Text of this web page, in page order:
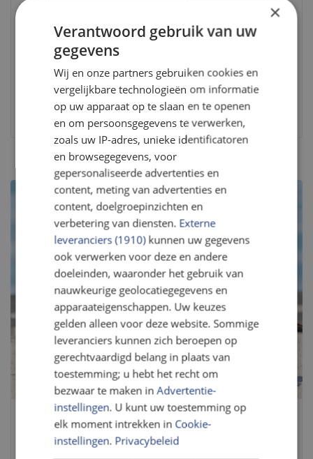
Wat we van je vragen
Twee dagdelen per jaar (tussen 1-15 maart en
×
Verantwoord gebruik van uw
gegevens
Wij en onze partners gebruiken cookies en
vergelijkbare technologieën om informatie
op uw apparaat op te slaan en te openen
en om persoonsgegevens te verwerken,
zoals uw IP-adres, unieke identificatoren
en browsegegevens, voor
gepersonaliseerde advertenties en
content, meting van advertenties en
content, doelgroepinzichten en
verbetering van diensten. Externe
leveranciers (1910)kunnen uw gegevens
ook verwerken voor deze en andere
doeleinden, waaronder het gebruik van
nauwkeurige geolocatiegegevens en
apparaateigenschappen. Uw keuzes
gelden alleen voor deze website. Sommige
leveranciers kunnen zich beroepen op
gerechtvaardigd belang in plaats van
toestemming; u hebt het recht om
bezwaar te maken inAdvertentie-
instellingen. U kunt uw toestemming op
elk moment intrekken in Cookie-
instellingen. Privacybeleid